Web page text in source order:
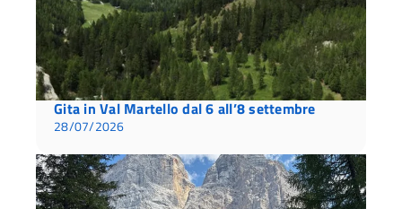
Gita in Val Martello dal 6 all’8 settembre
28/07/2026